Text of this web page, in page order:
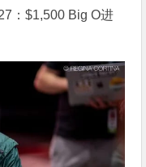
：$1,500 Big O进